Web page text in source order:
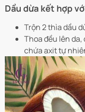
Dầu dừa kết hợp
Trộn 2 thìa dầu
Thoa đều lên
chứa axit tự